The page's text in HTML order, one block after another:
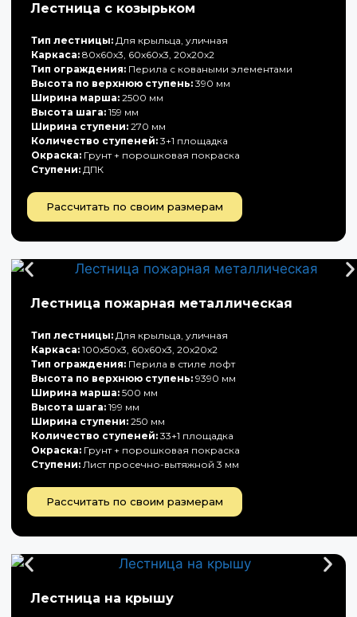
Лестница с козырьком
Тип лестницы: Для крыльца, уличная
Каркаса: 80х60х3, 60х60х3, 20х20х2
Тип ограждения: Перила с коваными элементами
Высота по верхнюю ступень: 390 мм
Ширина марша: 2500 мм
Высота шага: 159 мм
Ширина ступени: 270 мм
Количество ступеней: 3+1 площадка
Окраска: Грунт + порошковая покраска
Ступени: ДПК
Рассчитать по своим размерам
Лестница пожарная металлическая
Тип лестницы: Для крыльца, уличная
Каркаса: 100х50х3, 60х60х3, 20х20х2
Тип ограждения: Перила в стиле лофт
Высота по верхнюю ступень: 9390 мм
Ширина марша: 500 мм
Высота шага: 199 мм
Ширина ступени: 250 мм
Количество ступеней: 33+1 площадка
Окраска: Грунт + порошковая покраска
Ступени: Лист просечно-вытяжной 3 мм
Рассчитать по своим размерам
Лестница на крышу